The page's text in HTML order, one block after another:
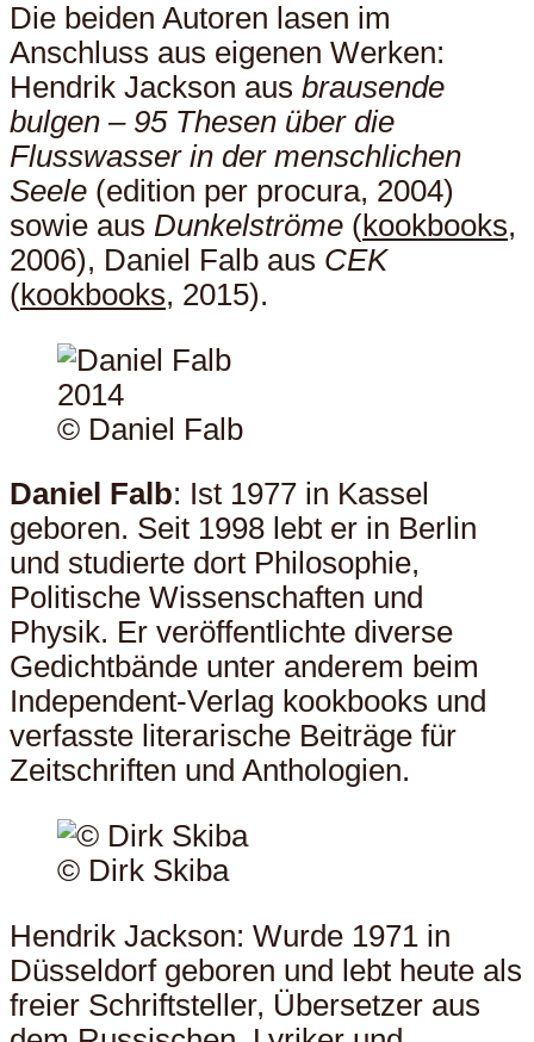
Die beiden Autoren lasen im
Anschluss aus eigenen Werken:
Hendrik Jackson aus brausende
bulgen – 95 Thesen über die
Flusswasser in der menschlichen
Seele (edition per procura, 2004)
sowie aus Dunkelströme (kookbooks,
2006), Daniel Falb aus CEK
(kookbooks, 2015).
© Daniel Falb
Daniel Falb: Ist 1977 in Kassel
geboren. Seit 1998 lebt er in Berlin
und studierte dort Philosophie,
Politische Wissenschaften und
Physik. Er veröffentlichte diverse
Gedichtbände unter anderem beim
Independent-Verlag kookbooks und
verfasste literarische Beiträge für
Zeitschriften und Anthologien.
© Dirk Skiba
Hendrik Jackson: Wurde 1971 in
Düsseldorf geboren und lebt heute als
freier Schriftsteller, Übersetzer aus